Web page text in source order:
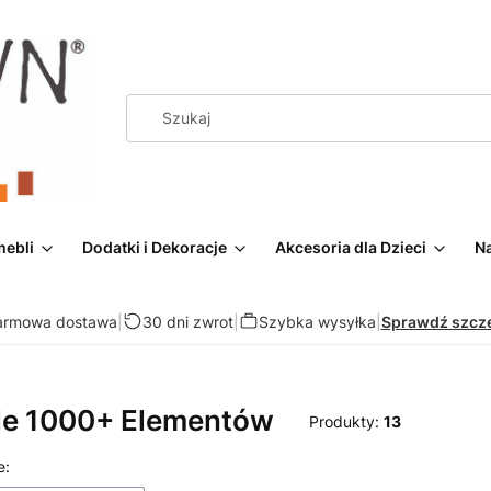
Dodatki i Dekoracje Akcesoria dla Dzieci
dostawa 30 dni zwrot| Szybka wysyłka Sprawdź
1000+ Elementów Produkty: 13